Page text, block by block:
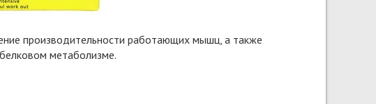
производительности работающих мышц, а также
метаболизме.